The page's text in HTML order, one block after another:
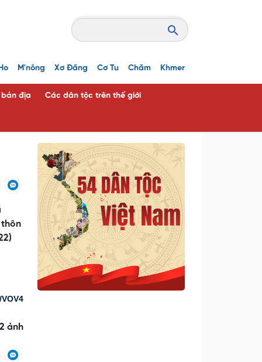
M'nông Xơ Đăng Cơ Tu Chăm Khmer
bản địa Các dân tộc trên thế giới
thôn
ảnh